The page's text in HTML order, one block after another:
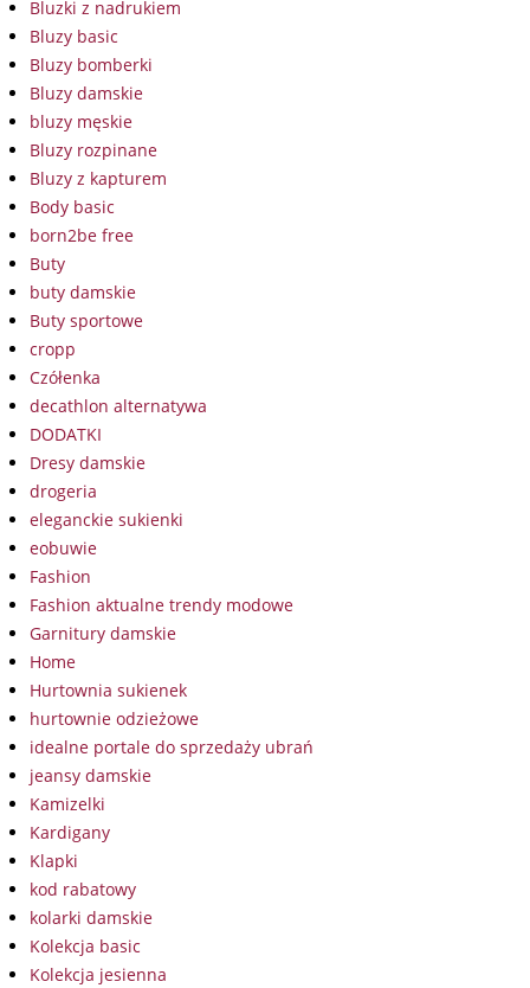
Bluzki z nadrukiem
Bluzy basic
Bluzy bomberki
Bluzy damskie
bluzy męskie
Bluzy rozpinane
Bluzy z kapturem
Body basic
born2be free
Buty
buty damskie
Buty sportowe
cropp
Czółenka
decathlon alternatywa
DODATKI
Dresy damskie
drogeria
eleganckie sukienki
eobuwie
Fashion
Fashion aktualne trendy modowe
Garnitury damskie
Home
Hurtownia sukienek
hurtownie odzieżowe
idealne portale do sprzedaży ubrań
jeansy damskie
Kamizelki
Kardigany
Klapki
kod rabatowy
kolarki damskie
Kolekcja basic
Kolekcja jesienna